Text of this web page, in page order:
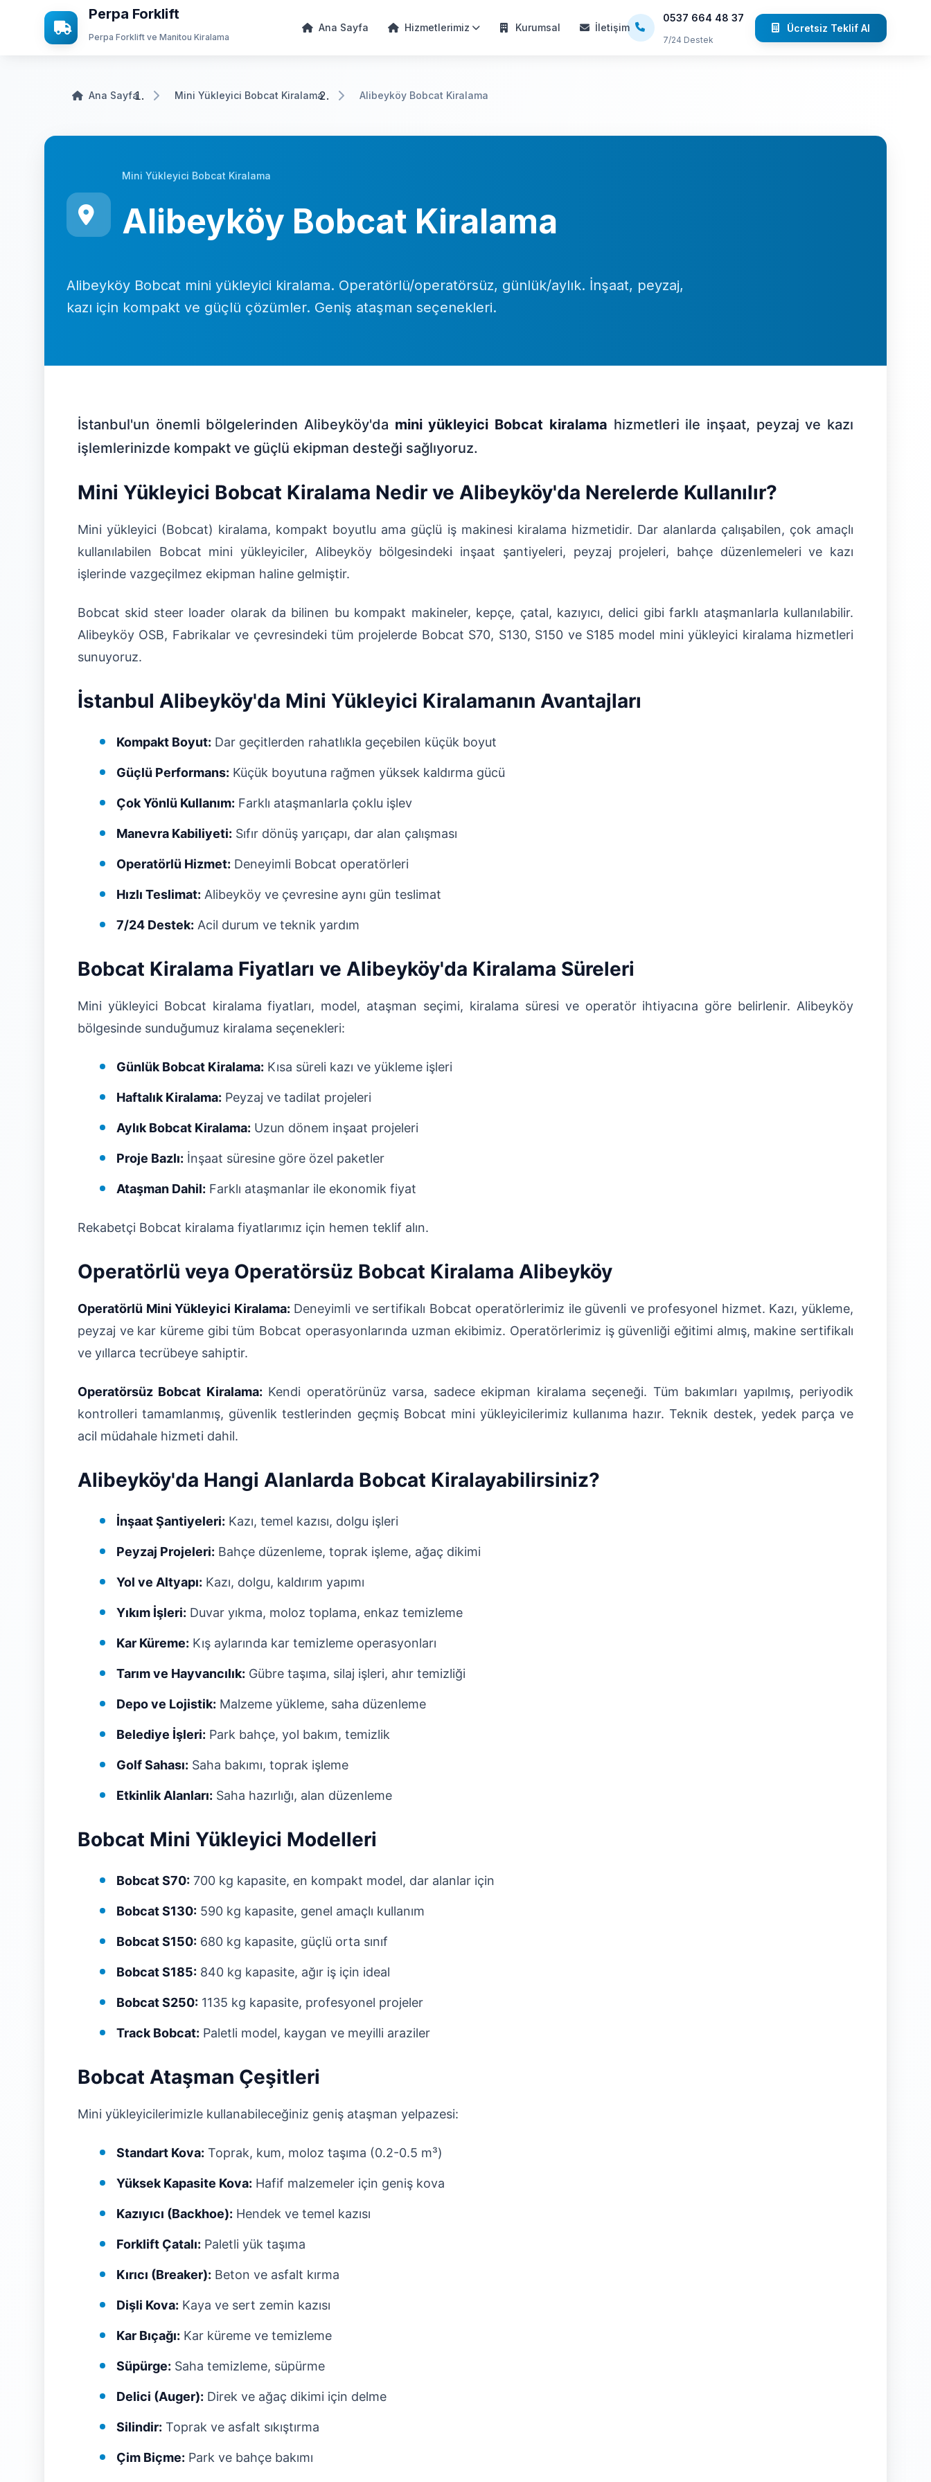
Perpa Forklift
Perpa Forklift ve Manitou Kiralama
Ana Sayfa Hizmetlerimiz Kurumsal İletişim
0537 664 48 37
7/24 Destek
Ücretsiz Teklif Al
Ana Sayfa Mini Yükleyici Bobcat Kiralama Alibeyköy Bobcat Kiralama
Mini Yükleyici Bobcat Kiralama
Alibeyköy Bobcat Kiralama
Alibeyköy Bobcat mini yükleyici kiralama. Operatörlü/operatörsüz, günlük/aylık. İnşaat, peyzaj,
kazı için kompakt ve güçlü çözümler. Geniş ataşman seçenekleri.
İstanbul'un önemli bölgelerinden Alibeyköy'da mini yükleyici Bobcat kiralama hizmetleri ile inşaat, peyzaj ve kazı
işlemlerinizde kompakt ve güçlü ekipman desteği sağlıyoruz.
Mini Yükleyici Bobcat Kiralama Nedir ve Alibeyköy'da Nerelerde Kullanılır?
Mini yükleyici (Bobcat) kiralama, kompakt boyutlu ama güçlü iş makinesi kiralama hizmetidir. Dar alanlarda çalışabilen, çok amaçlı
kullanılabilen Bobcat mini yükleyiciler, Alibeyköy bölgesindeki inşaat şantiyeleri, peyzaj projeleri, bahçe düzenlemeleri ve kazı
işlerinde vazgeçilmez ekipman haline gelmiştir.
Bobcat skid steer loader olarak da bilinen bu kompakt makineler, kepçe, çatal, kazıyıcı, delici gibi farklı ataşmanlarla kullanılabilir.
Alibeyköy OSB, Fabrikalar ve çevresindeki tüm projelerde Bobcat S70, S130, S150 ve S185 model mini yükleyici kiralama hizmetleri
sunuyoruz.
İstanbul Alibeyköy'da Mini Yükleyici Kiralamanın Avantajları
Kompakt Boyut: Dar geçitlerden rahatlıkla geçebilen küçük boyut
Güçlü Performans: Küçük boyutuna rağmen yüksek kaldırma gücü
Çok Yönlü Kullanım: Farklı ataşmanlarla çoklu işlev
Manevra Kabiliyeti: Sıfır dönüş yarıçapı, dar alan çalışması
Operatörlü Hizmet: Deneyimli Bobcat operatörleri
Hızlı Teslimat: Alibeyköy ve çevresine aynı gün teslimat
7/24 Destek: Acil durum ve teknik yardım
Bobcat Kiralama Fiyatları ve Alibeyköy'da Kiralama Süreleri
Mini yükleyici Bobcat kiralama fiyatları, model, ataşman seçimi, kiralama süresi ve operatör ihtiyacına göre belirlenir. Alibeyköy
bölgesinde sunduğumuz kiralama seçenekleri:
Günlük Bobcat Kiralama: Kısa süreli kazı ve yükleme işleri
Haftalık Kiralama: Peyzaj ve tadilat projeleri
Aylık Bobcat Kiralama: Uzun dönem inşaat projeleri
Proje Bazlı: İnşaat süresine göre özel paketler
Ataşman Dahil: Farklı ataşmanlar ile ekonomik fiyat
Rekabetçi Bobcat kiralama fiyatlarımız için hemen teklif alın.
Operatörlü veya Operatörsüz Bobcat Kiralama Alibeyköy
Operatörlü Mini Yükleyici Kiralama: Deneyimli ve sertifikalı Bobcat operatörlerimiz ile güvenli ve profesyonel hizmet. Kazı, yükleme,
peyzaj ve kar küreme gibi tüm Bobcat operasyonlarında uzman ekibimiz. Operatörlerimiz iş güvenliği eğitimi almış, makine sertifikalı
ve yıllarca tecrübeye sahiptir.
Operatörsüz Bobcat Kiralama: Kendi operatörünüz varsa, sadece ekipman kiralama seçeneği. Tüm bakımları yapılmış, periyodik
kontrolleri tamamlanmış, güvenlik testlerinden geçmiş Bobcat mini yükleyicilerimiz kullanıma hazır. Teknik destek, yedek parça ve
acil müdahale hizmeti dahil.
Alibeyköy'da Hangi Alanlarda Bobcat Kiralayabilirsiniz?
İnşaat Şantiyeleri: Kazı, temel kazısı, dolgu işleri
Peyzaj Projeleri: Bahçe düzenleme, toprak işleme, ağaç dikimi
Yol ve Altyapı: Kazı, dolgu, kaldırım yapımı
Yıkım İşleri: Duvar yıkma, moloz toplama, enkaz temizleme
Kar Küreme: Kış aylarında kar temizleme operasyonları
Tarım ve Hayvancılık: Gübre taşıma, silaj işleri, ahır temizliği
Depo ve Lojistik: Malzeme yükleme, saha düzenleme
Belediye İşleri: Park bahçe, yol bakım, temizlik
Golf Sahası: Saha bakımı, toprak işleme
Etkinlik Alanları: Saha hazırlığı, alan düzenleme
Bobcat Mini Yükleyici Modelleri
Bobcat S70: 700 kg kapasite, en kompakt model, dar alanlar için
Bobcat S130: 590 kg kapasite, genel amaçlı kullanım
Bobcat S150: 680 kg kapasite, güçlü orta sınıf
Bobcat S185: 840 kg kapasite, ağır iş için ideal
Bobcat S250: 1135 kg kapasite, profesyonel projeler
Track Bobcat: Paletli model, kaygan ve meyilli araziler
Bobcat Ataşman Çeşitleri
Mini yükleyicilerimizle kullanabileceğiniz geniş ataşman yelpazesi:
Standart Kova: Toprak, kum, moloz taşıma (0.2-0.5 m³)
Yüksek Kapasite Kova: Hafif malzemeler için geniş kova
Kazıyıcı (Backhoe): Hendek ve temel kazısı
Forklift Çatalı: Paletli yük taşıma
Kırıcı (Breaker): Beton ve asfalt kırma
Dişli Kova: Kaya ve sert zemin kazısı
Kar Bıçağı: Kar küreme ve temizleme
Süpürge: Saha temizleme, süpürme
Delici (Auger): Direk ve ağaç dikimi için delme
Silindir: Toprak ve asfalt sıkıştırma
Çim Biçme: Park ve bahçe bakımı